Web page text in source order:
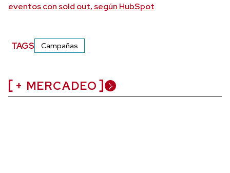
eventos con sold out, según HubSpot
TAGS Campañas
+ MERCADEO